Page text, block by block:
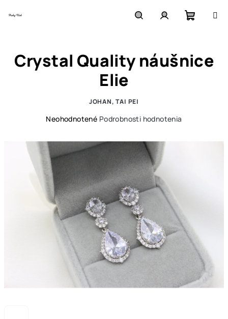
košík
Crystal Quality náušnice
Elie
JOHAN, TAI PEI
Priemerné
produktu
je
0,0
hviezdičiek.
Neohodnotené Podrobnosti hodnotenia